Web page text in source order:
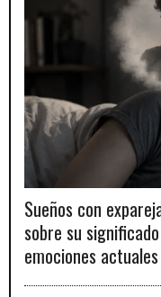
Sueños con
sobre su
emociones actuales